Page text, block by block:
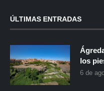
ÚLTIMAS ENTRADAS
los
6 de